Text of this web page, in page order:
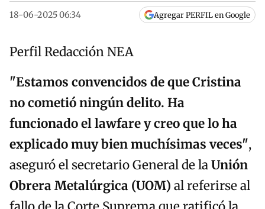
18-06-2025 06:34 Agregar PERFIL en Google
Perfil Redacción NEA
"Estamos convencidos de que Cristina
no cometió ningún delito. Ha
funcionado el lawfare y creo que lo ha
explicado muy bien muchísimas veces",
aseguró el secretario General de laUnión
Obrera Metalúrgica (UOM) al referirse al